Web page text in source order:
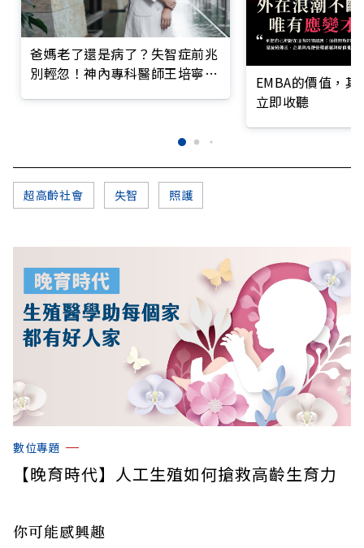
爸媽老了還是病了？失智症前兆
別輕忽！神內專科醫師王培寧呼
EMBA的價值，
立即收聽
超高齡社會 失智 照護
數位專題
【晚育時代】人工生殖如何搶救高齡生育力
你可能感興趣